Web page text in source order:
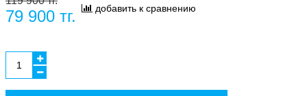
79 900 тг. добавить к сравнению